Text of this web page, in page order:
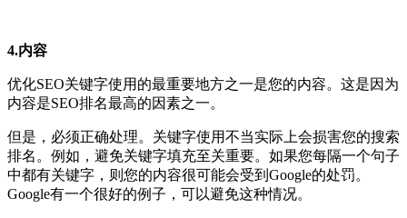
4.内容
优化SEO关键字使用的最重要地方之一是您的内容。这是因为
内容是SEO排名最高的因素之一。
但是，必须正确处理。关键字使用不当实际上会损害您的搜索
排名。 例如，避免关键字填充至关重要。如果您每隔一个句子
中都有关键字，则您的内容很可能会受到Google的处罚。
Google有一个很好的例子，可以避免这种情况。